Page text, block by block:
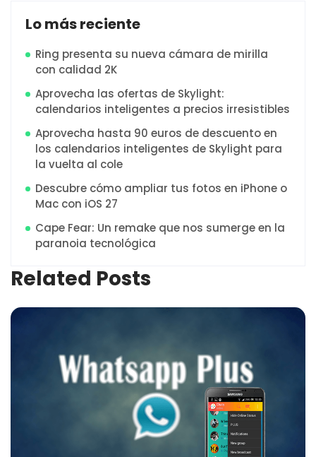
Lo más reciente
Ring presenta su nueva cámara de mirilla
con calidad 2K
Aprovecha las ofertas de Skylight:
calendarios inteligentes a precios irresistibles
Aprovecha hasta 90 euros de descuento en
los calendarios inteligentes de Skylight para
la vuelta al cole
Descubre cómo ampliar tus fotos en iPhone o
Mac con iOS 27
Cape Fear: Un remake que nos sumerge en la
paranoia tecnológica
Related Posts